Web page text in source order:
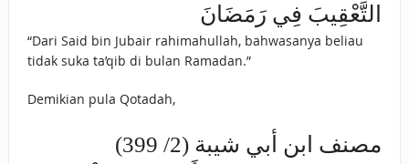
التَّعْقِيبَ فِي رَمَضَانَ
“Dari Said bin Jubair rahimahullah, bahwasanya beliau
tidak suka ta’qib di bulan Ramadan.”
Demikian pula Qotadah,
مصنف ابن أبي شيبة (2/ 399)